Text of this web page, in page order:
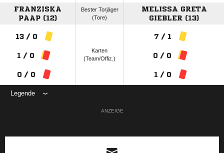
FRANZISKA
PAAP (12)
Bester Torjäger
(Tore)
MELISSA GRETA
GIEBLER (13)
13 / 0
1 / 0
0 / 0
Karten
(Team/Offiz.)
7 / 1
0 / 0
1 / 0
Legende
ANZEIGE